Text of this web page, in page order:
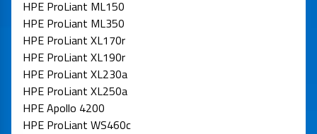
HPE ProLiant ML150
HPE ProLiant ML350
HPE ProLiant XL170r
HPE ProLiant XL190r
HPE ProLiant XL230a
HPE ProLiant XL250a
HPE Apollo 4200
HPE ProLiant WS460c